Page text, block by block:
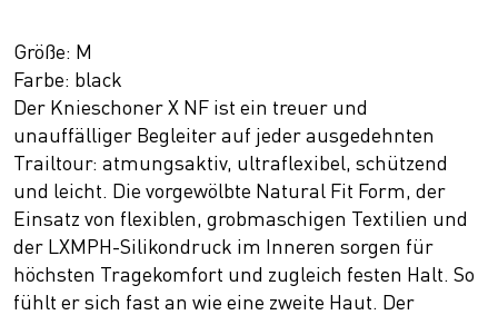
Größe: M
Farbe: black
Der Knieschoner X NF ist ein treuer und
unauffälliger Begleiter auf jeder ausgedehnten
Trailtour: atmungsaktiv, ultraflexibel, schützend
und leicht. Die vorgewölbte Natural Fit Form, der
Einsatz von flexiblen, grobmaschigen Textilien und
der LXMPH-Silikondruck im Inneren sorgen für
höchsten Tragekomfort und zugleich festen Halt. So
fühlt er sich fast an wie eine zweite Haut. Der